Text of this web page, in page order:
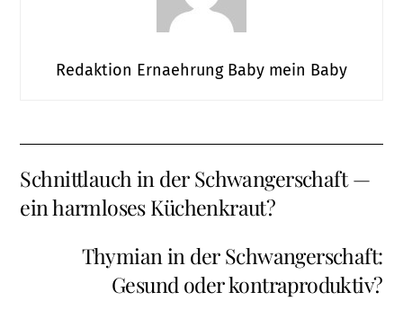
Redaktion Ernaehrung Baby mein Baby
Schnittlauch in der Schwangerschaft —
ein harmloses Küchenkraut?
Thymian in der Schwangerschaft:
Gesund oder kontraproduktiv?